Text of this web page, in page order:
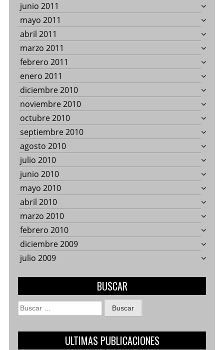
junio 2011
mayo 2011
abril 2011
marzo 2011
febrero 2011
enero 2011
diciembre 2010
noviembre 2010
octubre 2010
septiembre 2010
agosto 2010
julio 2010
junio 2010
mayo 2010
abril 2010
marzo 2010
febrero 2010
diciembre 2009
julio 2009
BUSCAR
Buscar:
ULTIMAS PUBLICACIONES